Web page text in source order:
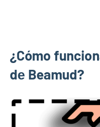
¿Cómo
dе Beamud?